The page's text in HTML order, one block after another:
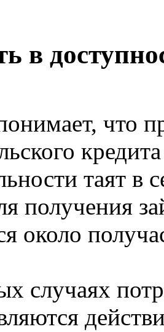
в
что
таят в
получения
около
случаях